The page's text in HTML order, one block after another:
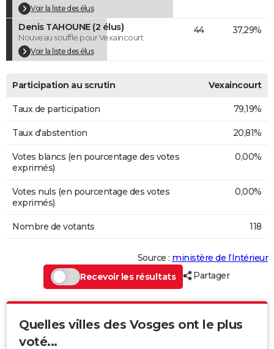
FORUM
Bricolage
Lifestyle
Culture
Sport
Auto
Television
Voyage
Cinema
Voir la liste des élus
Denis TAHOUNE (2 élus)
Nouveau souffle pour Vexaincourt
Voir la liste des élus
44 37,29%
Participation au scrutin Vexaincourt
Taux de participation 79,19%
Taux d'abstention 20,81%
Votes blancs (en pourcentage des votes
exprimés)
0,00%
Votes nuls (en pourcentage des votes
exprimés)
0,00%
Nombre de votants 118
Source : ministère de l’Intérieur
Recevoir les résultats
Partager
Quelles villes des Vosges ont le plus
voté...